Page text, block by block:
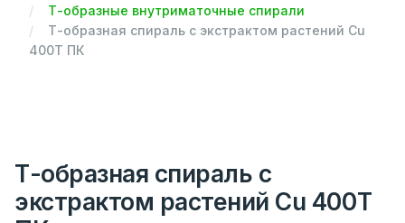
Т-образные внутриматочные спирали
Т-образная спираль с экстрактом растений Cu
400T ПК
Т-образная спираль с
экстрактом растений Cu 400T